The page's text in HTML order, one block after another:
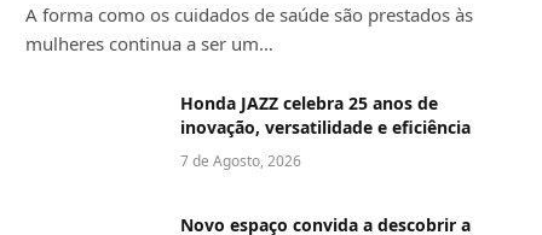
A forma como os cuidados de saúde são prestados às
mulheres continua a ser um…
Honda JAZZ celebra 25 anos de
inovação, versatilidade e eficiência
7 de Agosto, 2026
Novo espaço convida a descobrir a